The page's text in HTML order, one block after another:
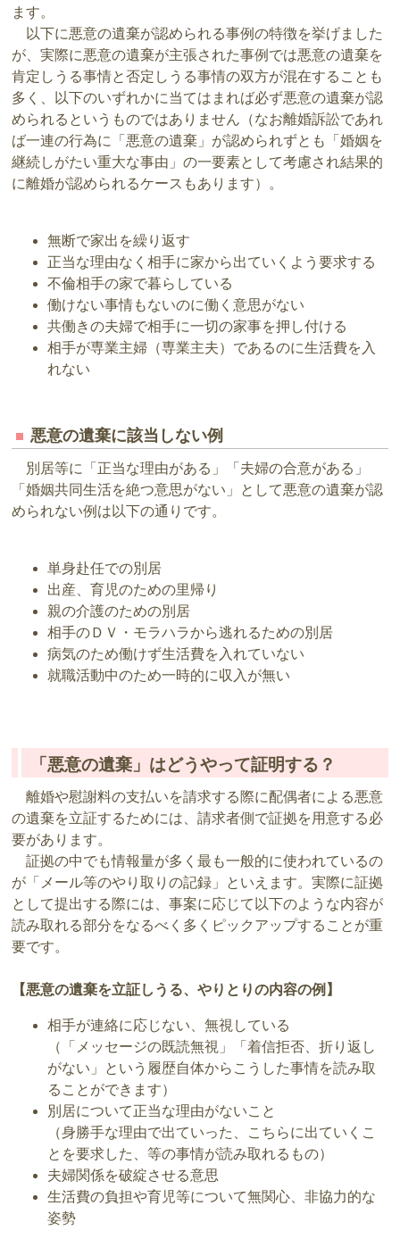
ます。
以下に悪意の遺棄が認められる事例の特徴を挙げました
が、実際に悪意の遺棄が主張された事例では悪意の遺棄を
肯定しうる事情と否定しうる事情の双方が混在することも
多く、以下のいずれかに当てはまれば必ず悪意の遺棄が認
められるというものではありません（なお離婚訴訟であれ
ば一連の行為に「悪意の遺棄」が認められずとも「婚姻を
継続しがたい重大な事由」の一要素として考慮され結果的
に離婚が認められるケースもあります）。
無断で家出を繰り返す
正当な理由なく相手に家から出ていくよう要求する
不倫相手の家で暮らしている
働けない事情もないのに働く意思がない
共働きの夫婦で相手に一切の家事を押し付ける
相手が専業主婦（専業主夫）であるのに生活費を入
れない
悪意の遺棄に該当しない例
別居等に「正当な理由がある」「夫婦の合意がある」
「婚姻共同生活を絶つ意思がない」として悪意の遺棄が認
められない例は以下の通りです。
単身赴任での別居
出産、育児のための里帰り
親の介護のための別居
相手のＤＶ・モラハラから逃れるための別居
病気のため働けず生活費を入れていない
就職活動中のため一時的に収入が無い
「悪意の遺棄」はどうやって証明する？
離婚や慰謝料の支払いを請求する際に配偶者による悪意
の遺棄を立証するためには、請求者側で証拠を用意する必
要があります。
証拠の中でも情報量が多く最も一般的に使われているの
が「メール等のやり取りの記録」といえます。実際に証拠
として提出する際には、事案に応じて以下のような内容が
読み取れる部分をなるべく多くピックアップすることが重
要です。
【悪意の遺棄を立証しうる、やりとりの内容の例】
相手が連絡に応じない、無視している
（「メッセージの既読無視」「着信拒否、折り返し
がない」という履歴自体からこうした事情を読み取
ることができます）
別居について正当な理由がないこと
（身勝手な理由で出ていった、こちらに出ていくこ
とを要求した、等の事情が読み取れるもの）
夫婦関係を破綻させる意思
生活費の負担や育児等について無関心、非協力的な
姿勢